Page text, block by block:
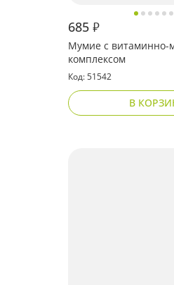
685 ₽
Мумие с
комплексом
Код: 51542
В